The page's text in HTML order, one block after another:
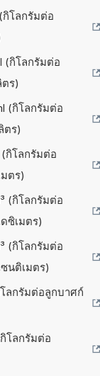
กิโลกรัมต่อ
(กิโลกรัมต่อ
ร)
(กิโลกรัมต่อ
ตร)
(กิโลกรัมต่อ
ตร)
(กิโลกรัมต่อ
ซิเมตร)
(กิโลกรัมต่อ
นติเมตร)
ลกรัมต่อลูกบาศก์
โลกรัมต่อ